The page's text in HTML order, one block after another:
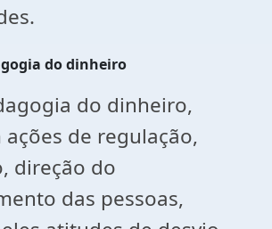
do dinheiro
do dinheiro,
de regulação,
direção do
das pessoas,